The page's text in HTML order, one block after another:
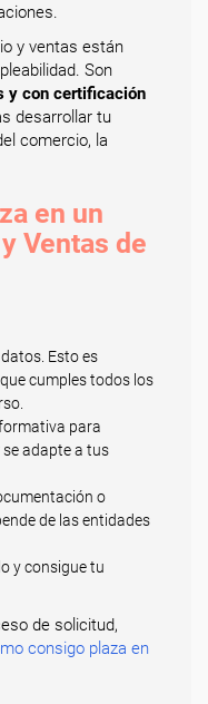
y ventas están
Son
y con certificación
desarrollar tu
comercio, la
en un
Ventas de
Esto es
cumples todos los
para
adapte a tus
o
de las entidades
y consigue tu
de solicitud,
consigo plaza en